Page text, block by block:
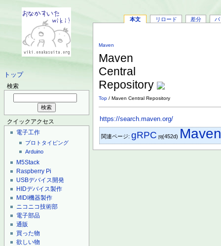
トップ
検索
クイックアクセス
電子工作
プロトタイピング
Arduino
M5Stack
Raspberry Pi
USBデバイス開発
HIDデバイス製作
MIDI機器製作
ニコニコ技術部
電子部品
通販
買った物
欲しい物
本文 リロード 差分 バ
Maven
Maven
Central
Repository
Top / Maven Central Repository
https://search.maven.org/
関連ページ:gRPC [9](452d)